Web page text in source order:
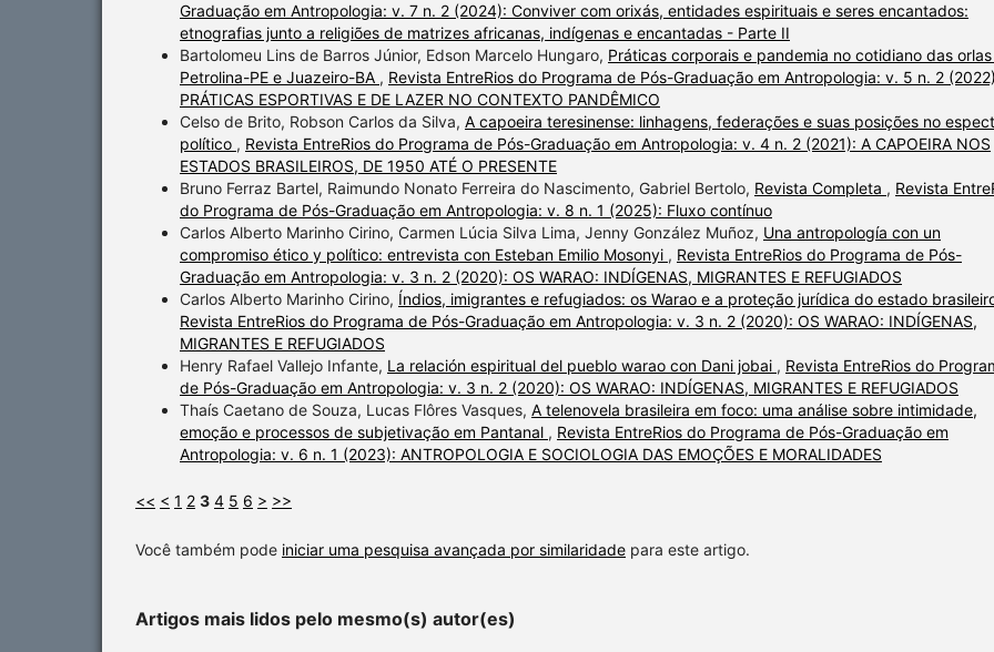
Graduação em Antropologia: v. 7 n. 2 (2024): Conviver com orixás, entidades espirituais e seres encantados:
etnografias junto a religiões de matrizes africanas, indígenas e encantadas - Parte II
Bartolomeu Lins de Barros Júnior, Edson Marcelo Hungaro, Práticas corporais e pandemia no cotidiano das
Petrolina-PE e Juazeiro-BA , Revista EntreRios do Programa de Pós-Graduação em Antropologia: v. 5 n. 2
PRÁTICAS ESPORTIVAS E DE LAZER NO CONTEXTO PANDÊMICO
Celso de Brito, Robson Carlos da Silva, A capoeira teresinense: linhagens, federações e suas posições no
político , Revista EntreRios do Programa de Pós-Graduação em Antropologia: v. 4 n. 2 (2021): A CAPOEIRA NOS
ESTADOS BRASILEIROS, DE 1950 ATÉ O PRESENTE
Bruno Ferraz Bartel, Raimundo Nonato Ferreira do Nascimento, Gabriel Bertolo, Revista Completa , Revista
do Programa de Pós-Graduação em Antropologia: v. 8 n. 1 (2025): Fluxo contínuo
Carlos Alberto Marinho Cirino, Carmen Lúcia Silva Lima, Jenny González Muñoz, Una antropología con un
compromiso ético y político: entrevista con Esteban Emilio Mosonyi , Revista EntreRios do Programa de Pós-
Graduação em Antropologia: v. 3 n. 2 (2020): OS WARAO: INDÍGENAS, MIGRANTES E REFUGIADOS
Carlos Alberto Marinho Cirino, Índios, imigrantes e refugiados: os Warao e a proteção jurídica do estado
Revista EntreRios do Programa de Pós-Graduação em Antropologia: v. 3 n. 2 (2020): OS WARAO: INDÍGENAS,
MIGRANTES E REFUGIADOS
Henry Rafael Vallejo Infante, La relación espiritual del pueblo warao con Dani jobai , Revista EntreRios do
de Pós-Graduação em Antropologia: v. 3 n. 2 (2020): OS WARAO: INDÍGENAS, MIGRANTES E REFUGIADOS
Thaís Caetano de Souza, Lucas Flôres Vasques, A telenovela brasileira em foco: uma análise sobre intimidade,
emoção e processos de subjetivação em Pantanal , Revista EntreRios do Programa de Pós-Graduação em
Antropologia: v. 6 n. 1 (2023): ANTROPOLOGIA E SOCIOLOGIA DAS EMOÇÕES E MORALIDADES
<< < 1 2 3 4 5 6 > >>
Você também pode iniciar uma pesquisa avançada por similaridade para este artigo.
Artigos mais lidos pelo mesmo(s) autor(es)